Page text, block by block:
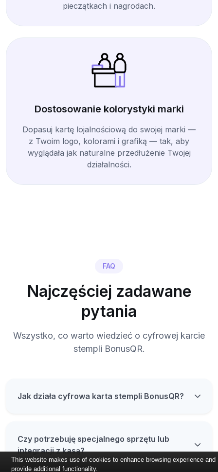
pieczątkach i nagrodach.
Dostosowanie kolorystyki marki
Dopasuj kartę lojalnościową do swojej marki —
z Twoim logo, kolorami i grafiką — tak, aby
wyglądała jak naturalne przedłużenie Twojej
działalności.
FAQ
Najczęściej zadawane
pytania
Wszystko, co warto wiedzieć o cyfrowej karcie
stempli BonusQR.
Jak działa cyfrowa karta stempli BonusQR?
Czy potrzebuję specjalnego sprzętu lub
integracji z kasą?
This website makes use of cookies to enhance browsing experience and
provide additional functionality.